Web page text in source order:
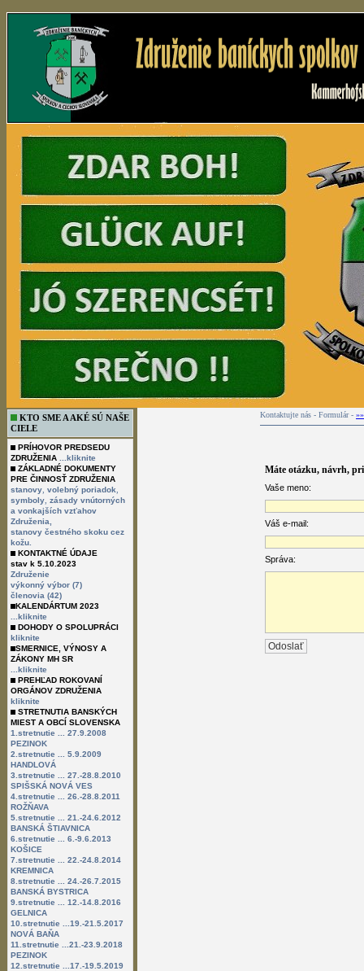
KTO SME A AKÉ SÚ NAŠE
CIELE
PRÍHOVOR PREDSEDU
ZDRUŽENIA
...kliknite
ZÁKLADNÉ DOKUMENTY
PRE ČINNOSŤ ZDRUŽENIA
stanovy volebný poriadok
symboly zásady vnútorných
a vonkajších vzťahov
Združenia,
stanovy čestného skoku cez
kožu.
KONTAKTNÉ ÚDAJE
stav k 5.10.2023
Združenie
výkonný výbor (7)
členovia (42)
KALENDÁRTUM 2023
...kliknite
DOHODY O SPOLUPRÁCI
kliknite
SMERNICE, VÝNOSY A
ZÁKONY MH SR
...kliknite
PREHĽAD ROKOVANÍ
ORGÁNOV ZDRUŽENIA
kliknite
STRETNUTIA BANSKÝCH
MIEST A OBCÍ SLOVENSKA
1.stretnutie ... 27.9.2008
PEZINOK
2.stretnutie ... 5.9.2009
HANDLOVÁ
3.stretnutie ... 27.-28.8.2010
SPIŠSKÁ NOVÁ VES
4.stretnutie ... 26.-28.8.2011
ROŽŇAVA
5.stretnutie ... 21.-24.6.2012
BANSKÁ ŠTIAVNICA
6.stretnutie ... 6.-9.6.2013
KOŠICE
7.stretnutie ... 22.-24.8.2014
KREMNICA
8.stretnutie ... 24.-26.7.2015
BANSKÁ BYSTRICA
9.stretnutie ... 12.-14.8.2016
GELNICA
10.stretnutie ...19.-21.5.2017
NOVÁ BAŇA
11.stretnutie ...21.-23.9.2018
PEZINOK
12.stretnutie ...17.-19.5.2019
Kontaktujte nás - Formulár -
Máte otázku, návrh,
Vaše meno:
Váš e-mail:
Správa: